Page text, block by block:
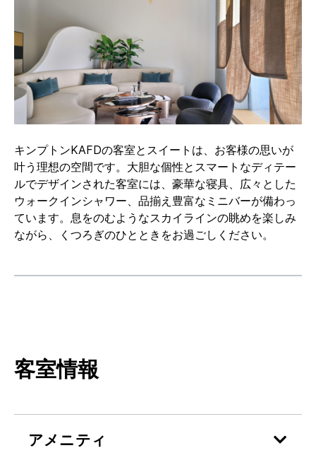
キンプトンKAFDの客室とスイートは、お客様の思いが
叶う理想の空間です。大胆な個性とスマートなディテー
ルでデザインされた客室には、豪華な寝具、広々とした
ウォークインシャワー、品揃え豊富なミニバーが備わっ
ています。息をのむようなスカイラインの眺めを楽しみ
ながら、くつろぎのひとときをお過ごしください。
客室情報
アメニティ